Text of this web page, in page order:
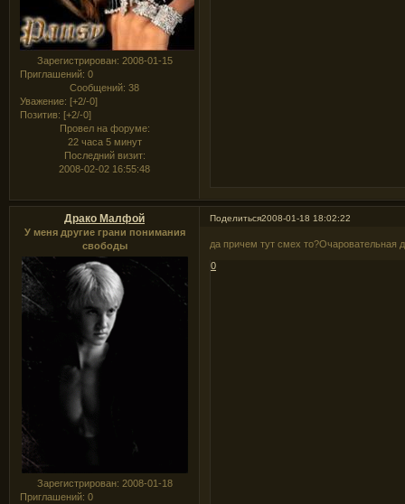
Зарегистрирован: 2008-01-15
Приглашений: 0
Сообщений: 38
Уважение: [+2/-0]
Позитив: [+2/-0]
Провел на форуме:
22 часа 5 минут
Последний визит:
2008-02-02 16:55:48
Поделиться2008-01-18 18:02:22
Драко Малфой
У меня другие грани понимания
свободы
Зарегистрирован: 2008-01-18
Приглашений: 0
да причем тут смех то?Очаровательная
0